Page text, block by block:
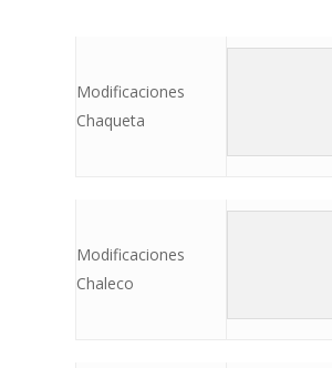
Modificaciones
Chaqueta
Modificaciones
Chaleco